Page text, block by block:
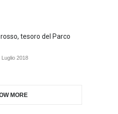
tesoro del Parco
Luglio 2018
MORE